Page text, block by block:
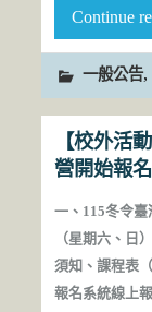
Continue
一般公告,
【校外活
營開始報名
一、115冬令臺
（星期六、日
須知、課程表
報名系統線上